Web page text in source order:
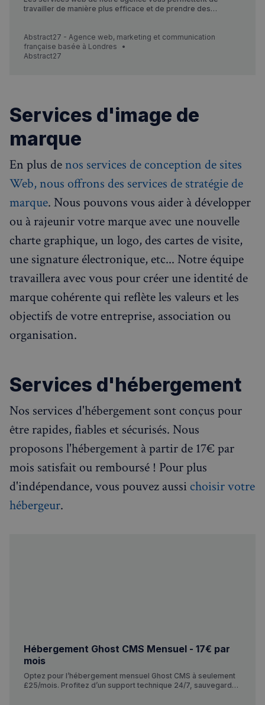
travailler de manière plus efficace et de prendre des
agréable, sécurisée, optimisé pour le SEO et sans tracas.
Abstract27 - Agence web, marketing et communication
française basée à Londres
Abstract27
Services d'image de
marque
En plus denos services de conception de sites
Web, nous offrons des services de stratégie de
marque. Nous pouvons vous aider à développer
ou à rajeunir votre marque avec une nouvelle
charte graphique, un logo, des cartes de visite,
une signature électronique, etc... Notre équipe
travaillera avec vous pour créer une identité de
marque cohérente qui reflète les valeurs et les
objectifs de votre entreprise, association ou
organisation.
Services d'hébergement
Nos services d'hébergement sont conçus pour
être rapides, fiables et sécurisés. Nous
proposons l'hébergement à partir de 17€ par
mois satisfait ou remboursé ! Pour plus
d'indépendance, vous pouvez aussi choisir votre
hébergeur.
Hébergement Ghost CMS Mensuel - 17€ par
mois
Optez pour l’hébergement mensuel Ghost CMS à seulement
£25/mois. Profitez d’un support technique 24/7, sauvegardes